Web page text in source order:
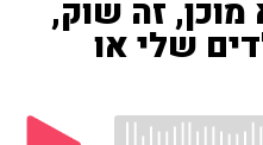
זה שוק,
שלי או